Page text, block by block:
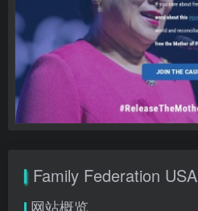
Family Federation USA
网站概览